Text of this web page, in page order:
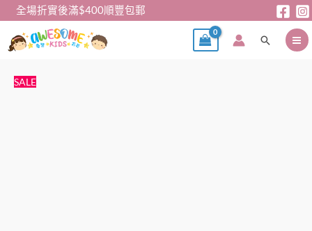
全場折實後滿$400順豐包郵
搜
SALE
原
PAW